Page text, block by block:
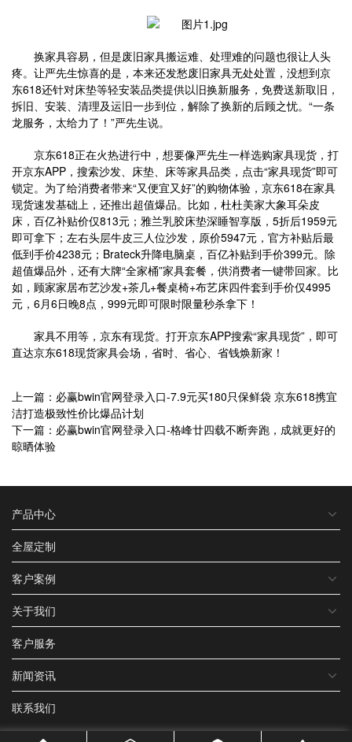
换家具容易，但是废旧家具搬运难、处理难的问题也很让人头
疼。让严先生惊喜的是，本来还发愁废旧家具无处处置，没想到京
东618还针对床垫等轻安装品类提供以旧换新服务，免费送新取旧，
拆旧、安装、清理及运旧一步到位，解除了换新的后顾之忧。“一条
龙服务，太给力了！”严先生说。
京东618正在火热进行中，想要像严先生一样选购家具现货，打
开京东APP，搜索沙发、床垫、床等家具品类，点击“家具现货”即可
锁定。为了给消费者带来“又便宜又好”的购物体验，京东618在家具
现货速发基础上，还推出超值爆品。比如，杜杜美家大象耳朵皮
床，百亿补贴价仅813元；雅兰乳胶床垫深睡智享版，5折后1959元
即可拿下；左右头层牛皮三人位沙发，原价5947元，官方补贴后最
低到手价4238元；Brateck升降电脑桌，百亿补贴到手价399元。除
超值爆品外，还有大牌“全家桶”家具套餐，供消费者一键带回家。比
如，顾家家居布艺沙发+茶几+餐桌椅+布艺床四件套到手价仅4995
元，6月6日晚8点，999元即可限时限量秒杀拿下！
家具不用等，京东有现货。打开京东APP搜索“家具现货”，即可
直达京东618现货家具会场，省时、省心、省钱焕新家！
上一篇：必赢bwin官网登录入口-7.9元买180只保鲜袋 京东618携宜
洁打造极致性价比爆品计划
下一篇：必赢bwin官网登录入口-格峰廿四载不断奔跑，成就更好的
晾晒体验
产品中心
全屋定制
客户案例
关于我们
客户服务
新闻资讯
联系我们